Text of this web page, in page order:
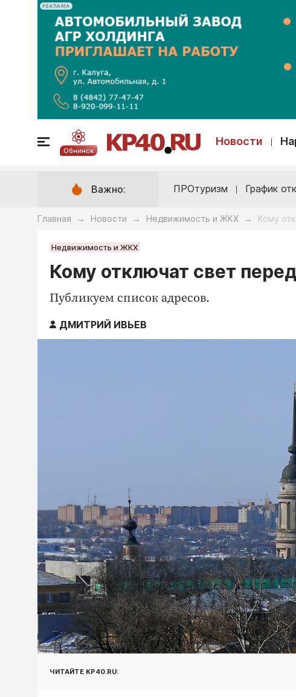
РЕКЛАМА
Обнинск
Новости
Важно: ПРОтуризм График
Главная → Новости → Недвижимость и ЖКХ → Кому
Недвижимость и ЖКХ
Кому отключат свет
Публикуем список адресов.
ДМИТРИЙ ИВЬЕВ
ЧИТАЙТЕ KP40.RU: